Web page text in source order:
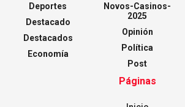
Deportes
Destacado
Destacados
Economía
Novos-Casinos-
2025
Opinión
Política
Post
Páginas